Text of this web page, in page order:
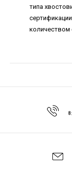
типа
количеством